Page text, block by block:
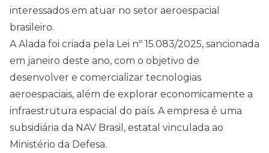
interessados em atuar no setor aeroespacial
brasileiro.
A Alada foi criada pela Lei nº 15.083/2025, sancionada
em janeiro deste ano, com o objetivo de
desenvolver e comercializar tecnologias
aeroespaciais, além de explorar economicamente a
infraestrutura espacial do país. A empresa é uma
subsidiária da NAV Brasil, estatal vinculada ao
Ministério da Defesa.